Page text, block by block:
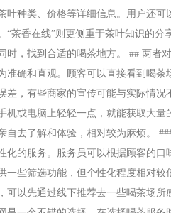
叶种类、价格等详细信息。用户还可
“茶香在线”则更侧重于茶叶知识的分
时，找到合适的喝茶地方。 ## 两者
确和直观。顾客可以直接看到喝茶
差，有些商家的宣传可能与实际情况
机或电脑上轻轻一点，就能获取大量
自去了解和体验，相对较为麻烦。
化的服务。服务员可以根据顾客的口
一些筛选功能，但个性化程度相对较
以先通过线下推荐去一些喝茶场所